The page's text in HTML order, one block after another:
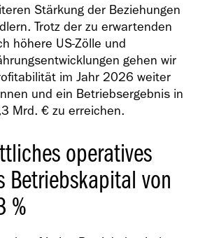
Stärkung der Beziehungen
Trotz der zu erwartenden
höhere US-Zölle und
gehen wir
im Jahr 2026 weiter
und ein Betriebsergebnis in
Mrd. € zu erreichen.
operatives
Betriebskapital von
%